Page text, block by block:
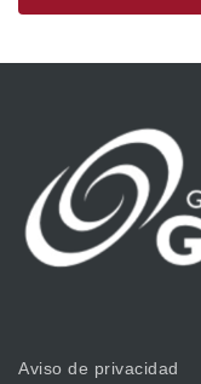
Aviso de privacidad